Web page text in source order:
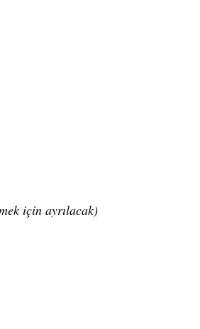
için ayrılacak)